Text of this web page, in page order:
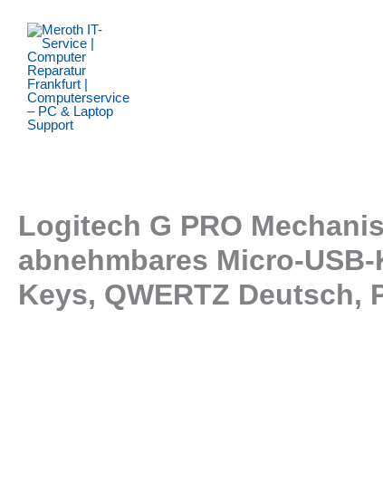
Inhalt
springen
Logitech G PRO
abnehmbares Micro-
Keys, QWERTZ Deutsch,